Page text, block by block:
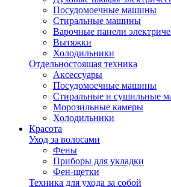
Посудомоечные машины
Стиральные машины
Варочные панели
Вытяжки
Холодильники
Отдельностоящая техника
Аксессуары
Посудомоечные машины
Стиральные и сушильные
Морозильные камеры
Холодильники
Красота
Уход за волосами
Фены
Приборы для укладки
Фен-щетки
Техника для ухода за собой